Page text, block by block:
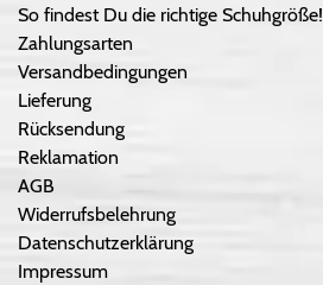
So findest Du die richtige Schuhgröße!
Zahlungsarten
Versandbedingungen
Lieferung
Rücksendung
Reklamation
AGB
Widerrufsbelehrung
Datenschutzerklärung
Impressum